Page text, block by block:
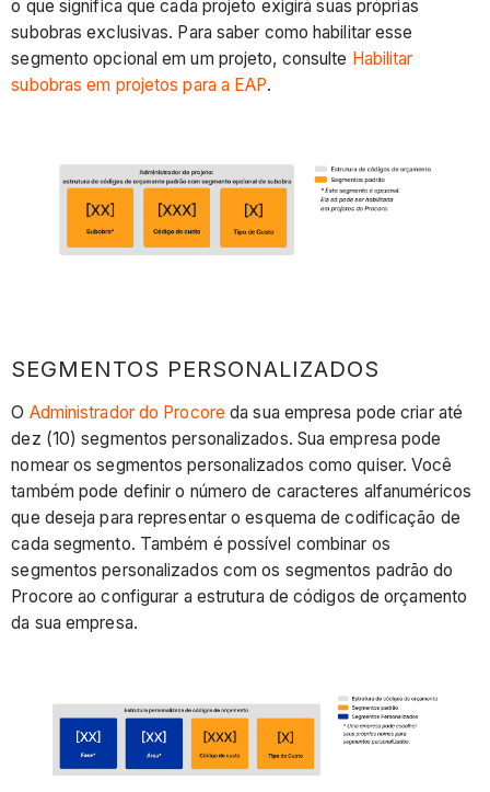
o que significa que cada projeto exigirá suas próprias
subobras exclusivas. Para saber como habilitar esse
segmento opcional em um projeto, consulte Habilitar
subobras em projetos para a EAP.
SEGMENTOS PERSONALIZADOS
O Administrador do Procore da sua empresa pode criar até
dez (10) segmentos personalizados. Sua empresa pode
nomear os segmentos personalizados como quiser. Você
também pode definir o número de caracteres alfanuméricos
que deseja para representar o esquema de codificação de
cada segmento. Também é possível combinar os
segmentos personalizados com os segmentos padrão do
Procore ao configurar a estrutura de códigos de orçamento
da sua empresa.